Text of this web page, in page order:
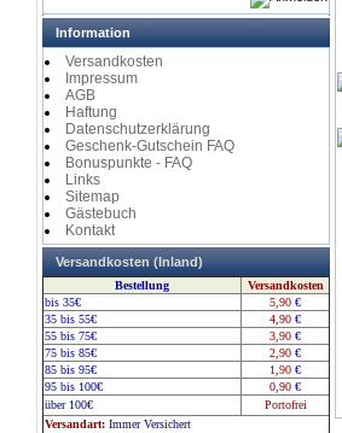
Information
Versandkosten
Impressum
AGB
Haftung
Datenschutzerklärung
Geschenk-Gutschein FAQ
Bonuspunkte - FAQ
Links
Sitemap
Gästebuch
Kontakt
Versandkosten (Inland)
Bestellung
Versandkosten
bis 35€
5,90 €
35 bis 55€
4,90 €
55 bis 75€
3,90 €
75 bis 85€
2,90 €
85 bis 95€
1,90 €
95 bis 100€
0,90 €
über 100€
Portofrei
Versandart: Immer Versichert